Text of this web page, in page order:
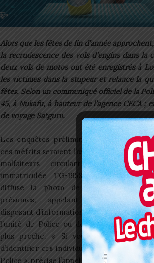
Alors que les fêtes de fin d’année
la recrudescence des vols d’engins dans la
deux vols de motos ont été enregistrés à
les victimes dans la stupeur et relance la
fêtes. Selon un communiqué officiel de la
45, à Nukafu, à hauteur de l’agence CECA ;
de voyage Satguru.
Les enquêtes préliminaires indiquent
ces méfaits seraient l’œuvre d’un binôme
malfaiteurs circulant sur une moto
immatriculée TG-1958-DR. La Police a
diffusé la photo de l’un dessuspects
présumés, appelant toute
disposant d’informations à se rapprocher de
l’unité de Police ou de la Gendarmerie
plus proche. « Si vous avez été
d’identifier ces individus ou de retrouver
Police », précise l’appel à témoins.